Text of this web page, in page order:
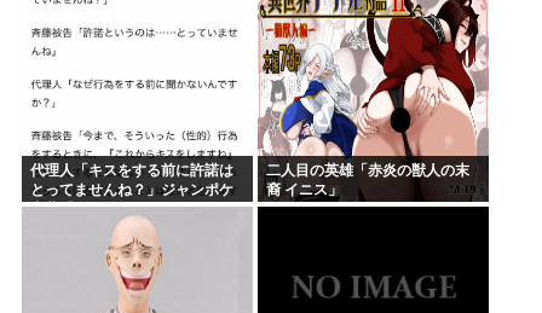
代理人「キスをする前に許諾は
とってませんね？」ジャンポケ
斎藤「今までこれからキスしま
すなんて宣言することなかった
二人目の英雄「赤炎の獣人の末
裔 イニス」